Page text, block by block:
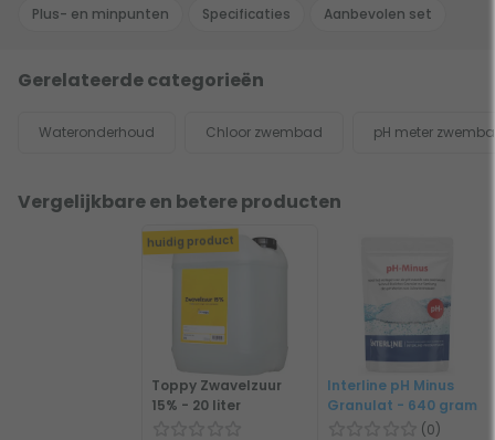
Plus- en minpunten Specificaties Aanbevolen set
Gerelateerde categorieën
Wateronderhoud Chloor zwembad pH meter
Vergelijkbare en betere producten
huidig product
Toppy Zwavelzuur
15% - 20 liter
Interline pH Minus
Granulat - 640 gram
(0)